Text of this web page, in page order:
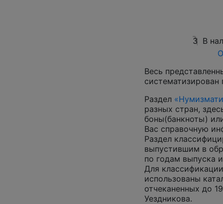
3 В
Весь
систематизирован
Раздел
разных стран,
боны(банкноты)
Вас справочную
Раздел
выпустившим в
по годам выпуска
Для
использованы
отчеканенных до
Уездникова.